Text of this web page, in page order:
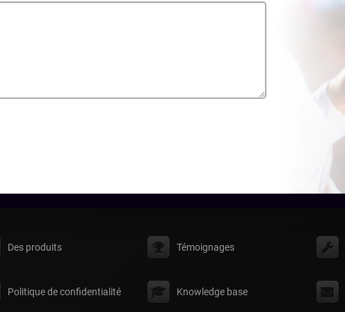
Des produits Témoignages
Politique de confidentialité Knowledge base